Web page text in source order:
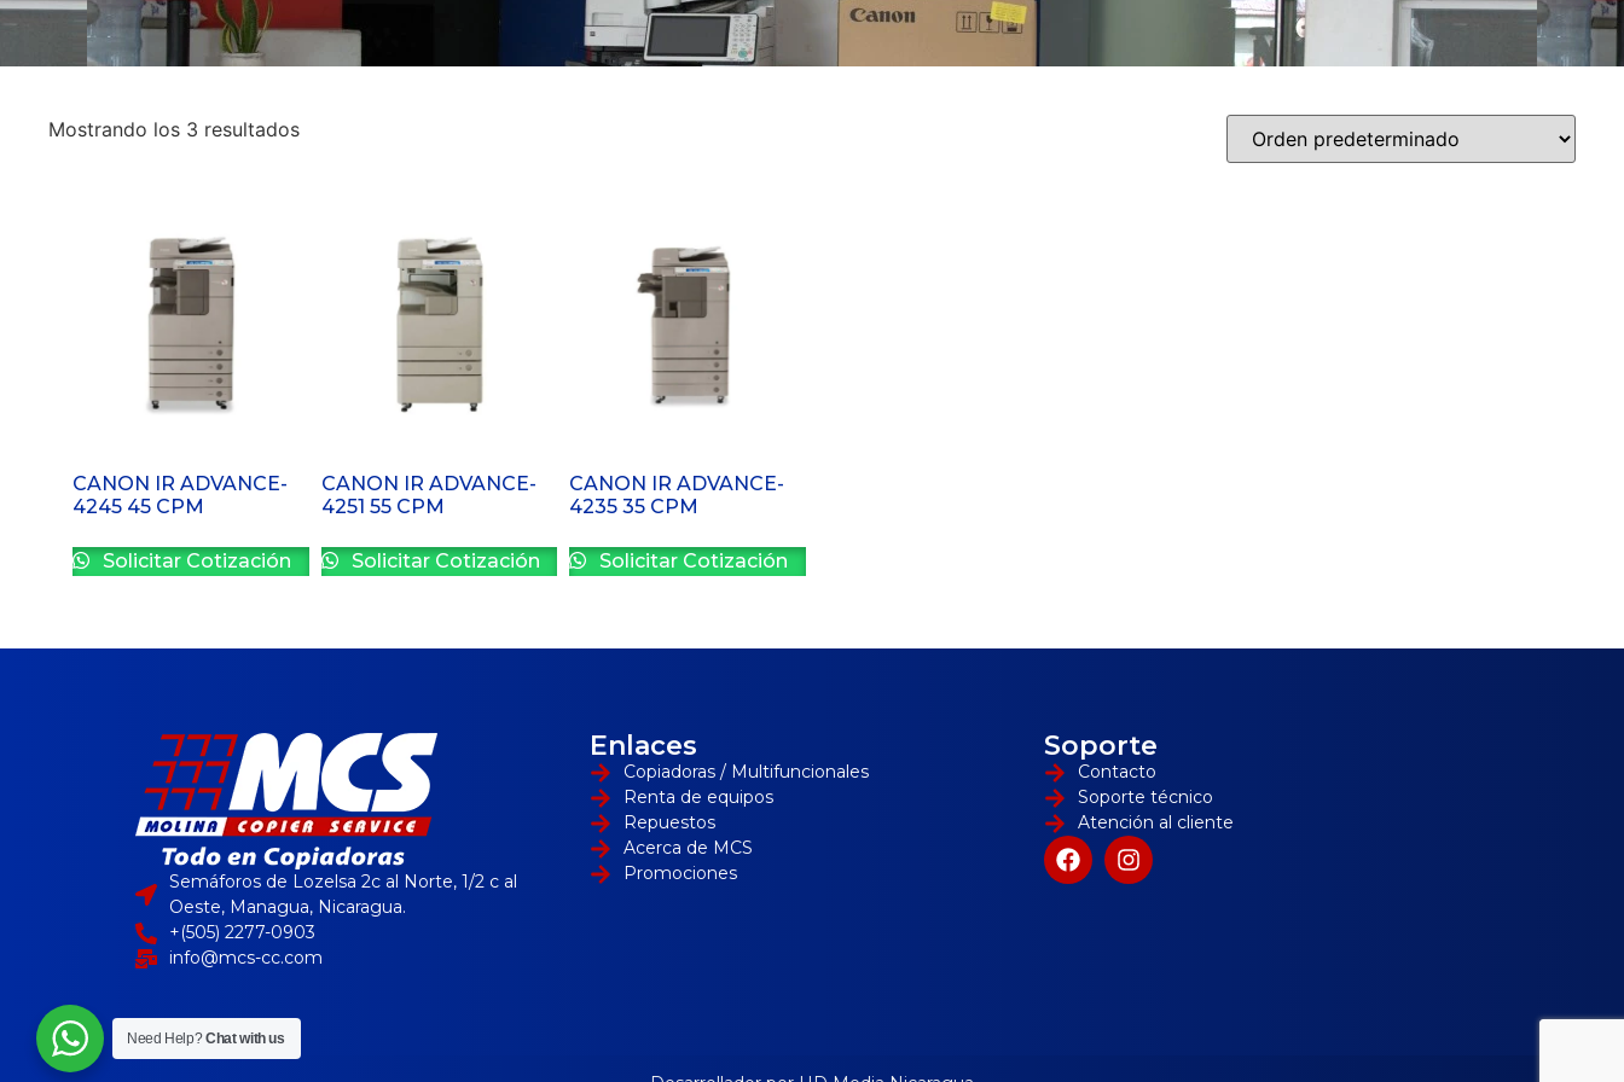
Mostrando los 3 resultados
CANON IR ADVANCE-
4245 45 CPM
Solicitar Cotización
CANON IR ADVANCE-
4251 55 CPM
Solicitar Cotización
CANON IR ADVANCE-
4235 35 CPM
Solicitar Cotización
Semáforos de Lozelsa 2c al Norte, 1/2 c al
Oeste, Managua, Nicaragua.
+(505) 2277-0903
info@mcs-cc.com
Enlaces
Copiadoras / Multifuncionales
Renta de equipos
Repuestos
Acerca de MCS
Promociones
Soporte
Contacto
Soporte técnico
Atención al cliente
Need Help?Chat with us